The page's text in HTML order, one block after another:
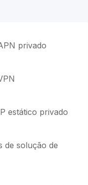
privado
estático privado
de solução de